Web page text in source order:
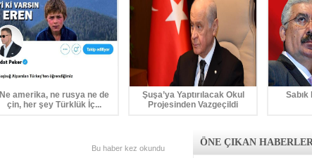
Ne amerika, ne rusya ne de
çin, her şey Türklük İç...
Şuşa’ya Yaptırılacak Okul
Projesinden Vazgeçildi
Sabık
Bu haber kez okundu
ÖNE ÇIKAN